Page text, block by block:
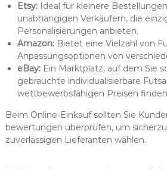
Etsy:Ideal für kleinere
unabhängigen Verkäufern, die
Personalisierungen anbieten.
Amazon:Bietet eine Vielzahl von
Anpassungsoptionen von
eBay:Ein Marktplatz, auf dem Sie
gebrauchte individualisierbare
wettbewerbsfähigen Preisen
Beim Online-Einkauf sollten Sie
bewertungen überprüfen, um
zuverlässigen Lieferanten wählen.